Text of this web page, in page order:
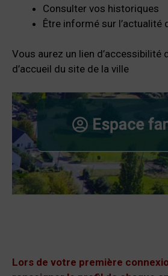
Consulter vos historiques
Être informé sur l’actualité
Vous aurez un lien d’accessibilité
d’accueil du site de la ville
Lors de votre première